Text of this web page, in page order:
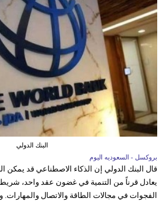
البنك الدولي
بروكسل - السعوديه اليوم
قال البنك الدولي إن الذكاء الاصطناعي قد يمكن
يعادل قرناً من التنمية في غضون عقد واحد،
الفجوات في مجالات الطاقة والاتصال